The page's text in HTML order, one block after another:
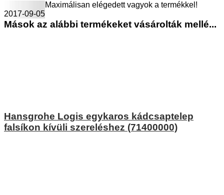
2017-09-05
Maximálisan elégedett vagyok a termékkel!
Mások az alábbi termékeket vásárolták mellé...
Hansgrohe Logis egykaros kádcsaptelep
falsíkon kívüli szereléshez (71400000)